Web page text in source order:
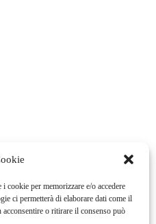
cookie per memorizzare e/o accedere
ci permetterà di elaborare dati come il
o ritirare il consenso può